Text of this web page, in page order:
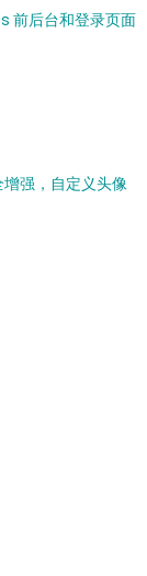
前后台和登录页面
增强，自定义头像